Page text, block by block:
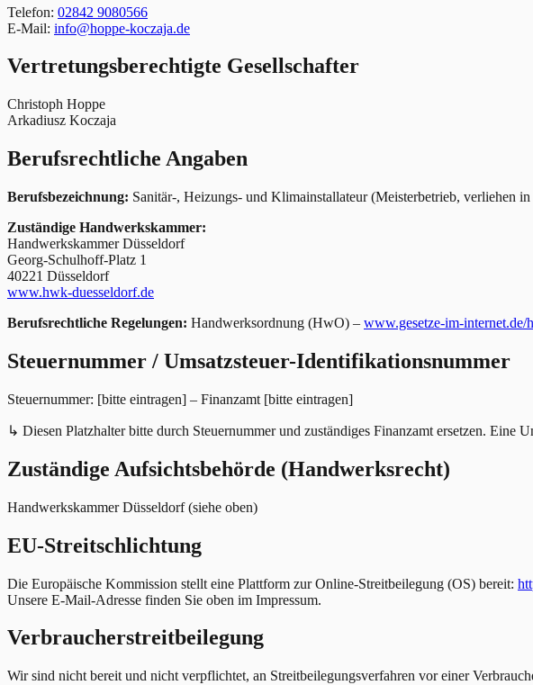
Telefon: 02842 9080566
E-Mail: info@hoppe-koczaja.de
Vertretungsberechtigte Gesellschafter
Christoph Hoppe
Arkadiusz Koczaja
Berufsrechtliche Angaben
Berufsbezeichnung: Sanitär-, Heizungs- und Klimainstallateur (Meisterbetrieb, verliehen
Zuständige Handwerkskammer:
Handwerkskammer Düsseldorf
Georg-Schulhoff-Platz 1
40221 Düsseldorf
www.hwk-duesseldorf.de
Berufsrechtliche Regelungen: Handwerksordnung (HwO) – www.gesetze-im-internet.de/
Steuernummer / Umsatzsteuer-Identifikationsnummer
Steuernummer: [bitte eintragen] – Finanzamt [bitte eintragen]
↳ Diesen Platzhalter bitte durch Steuernummer und zuständiges Finanzamt ersetzen. Eine
Zuständige Aufsichtsbehörde (Handwerksrecht)
Handwerkskammer Düsseldorf (siehe oben)
EU-Streitschlichtung
Die Europäische Kommission stellt eine Plattform zur Online-Streitbeilegung (OS) bereit:
Unsere E-Mail-Adresse finden Sie oben im Impressum.
Verbraucherstreitbeilegung
Wir sind nicht bereit und nicht verpflichtet, an Streitbeilegungsverfahren vor einer